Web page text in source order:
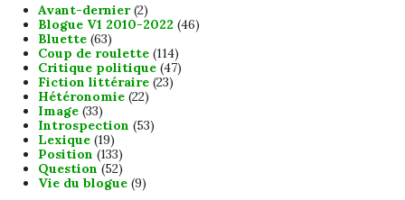
Avant-dernier(2)
Blogue V1 2010-2022 (46)
Bluette(63)
Coup de roulette(114)
Critique politique(47)
Fiction littéraire(23)
Hétéronomie(22)
Image(33)
Introspection (53)
Lexique(19)
Position (133)
Question (52)
Vie du blogue(9)